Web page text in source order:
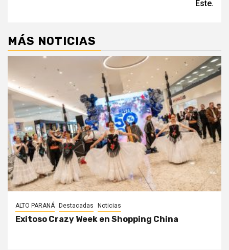
Este.
MÁS NOTICIAS
ALTO PARANÁ Destacadas Noticias
Exitoso Crazy Week en Shopping China